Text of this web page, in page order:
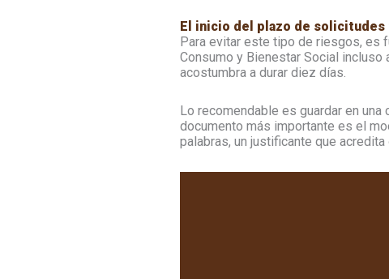
El inicio del plazo de
Para evitar este tipo de riesgos, es
Consumo y Bienestar Social
acostumbra a durar diez días.
Lo recomendable es guardar en
documento más importante es el
palabras, un justificante que